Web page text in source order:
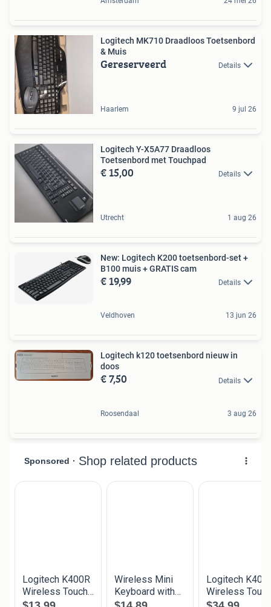
Logitech MK710 Draadloos Toetsenbord
& Muis
Gereserveerd Details
Haarlem 9 jul 26
Logitech Y-X5A77 Draadloos
Toetsenbord met Touchpad
€ 15,00 Details
Utrecht 1 aug 26
New: Logitech K200 toetsenbord-set +
B100 muis + GRATIS cam
€ 19,99 Details
Veldhoven 13 jun 26
Logitech k120 toetsenbord nieuw in
doos
€ 7,50 Details
Roosendaal 3 aug 26